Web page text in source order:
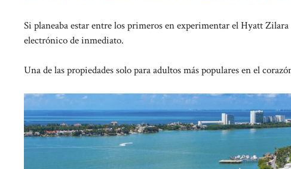
Si planeaba estar entre los primeros en experimentar el Hyatt
electrónico de inmediato.
Una de las propiedades solo para adultos más populares en el